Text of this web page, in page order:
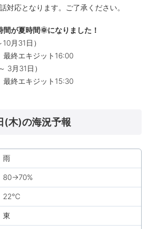
対応となります。ご了承ください。
が夏時間🌞になりました！
月31日）
終エキジット16:00
3月31日）
終エキジット15:30
(木)の海況予報
雨
80→70%
22℃
東